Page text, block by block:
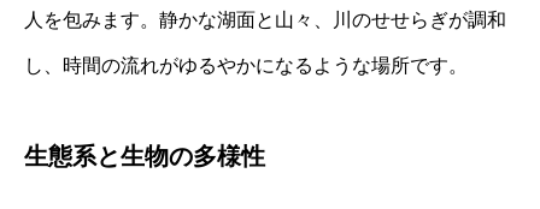
人を包みます。静かな湖面と山々、川のせせらぎが調和
し、時間の流れがゆるやかになるような場所です。
生態系と生物の多様性